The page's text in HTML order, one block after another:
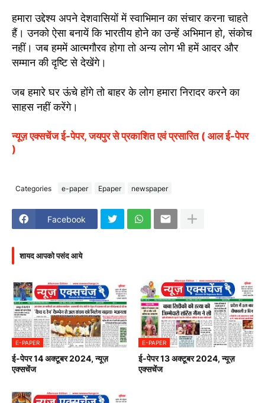
हमारा उद्देश्य अपने देशवासियों में स्वाभिमान का संचार करना चाहते
हैं। उनको ऐसा बनायें कि भारतीय होने का उन्हें अभिमान हो, संकोच
नहीं। जब हममें आत्मगौरव होगा तो अन्य लोग भी हमें आदर और
सम्मान की दृष्टि से देखेंगे।
जब हमारे घर ऊंचे होंगे तो बाहर के लोग हमारा निरादर करने का
साहस नहीं करेंगे।
न्यूज़ एक्सचेंज ई-पेपर, जयपुर से प्रकाशित एवं प्रसारित ( आल ई-पेपर
)
Categories e-paper Epaper newspaper
Facebook
शायद आपको पसंद आये
E-PAPER
ई-पेपर 14 अक्टूबर 2024, न्यूज़
एक्सचेंज
E-PAPER
ई-पेपर 13 अक्टूबर 2024, न्यूज़
एक्सचेंज